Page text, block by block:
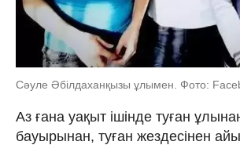
Сәуле Әбілдаханқызы ұлымен. Фото:
Аз ғана уақыт ішінде туған
бауырынан, туған жездесінен